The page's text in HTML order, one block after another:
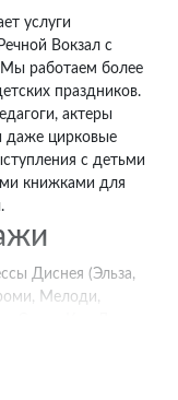
услуги
Вокзал с
работаем более
праздников.
актеры
даже цирковые
с детьми
книжками для
Диснея (Эльза,
Мелоди,
Marvel, Бэтмен и